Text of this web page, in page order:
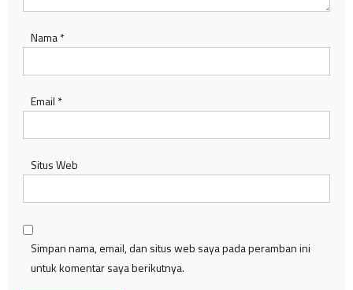
Nama*
Email *
Situs Web
Simpan nama, email, dan situs web saya pada peramban ini
untuk komentar saya berikutnya.